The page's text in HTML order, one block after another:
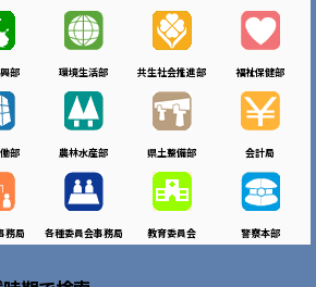
部 環境生活部 共生社会推進部 福祉保健部
部 農林水産部 県土整備部 会計局
務局 各種委員会事務局 教育委員会 警察本部